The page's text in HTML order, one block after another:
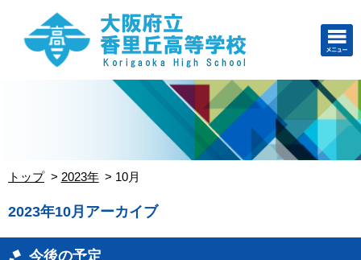
トップ 2023年 10月
2023年10月アーカイブ
今後の予定